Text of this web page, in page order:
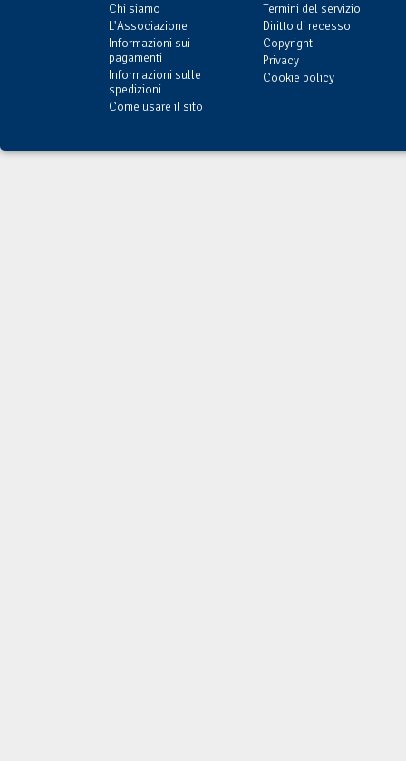
Chi siamo
L'Associazione
Informazioni sui
pagamenti
Informazioni sulle
spedizioni
Come usare il sito
Termini del servizio
Diritto di recesso
Copyright
Privacy
Cookie policy